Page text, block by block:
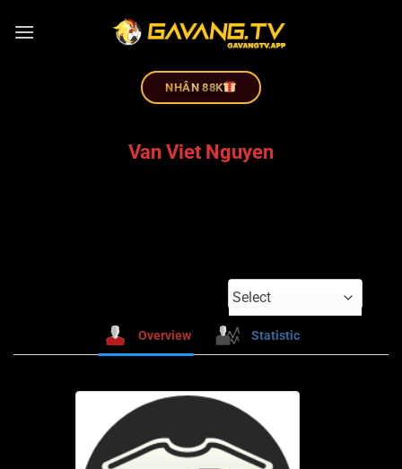
NHÂN 88K
Van Viet Nguyen
Select
Overview Statistic